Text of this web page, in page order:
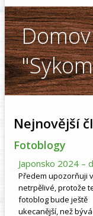
Nejnovější
Fotoblogy
Japonsko 2024 –
Předem upozorňuji
netrpělivé, protože
fotoblog bude ještě
ukecanější, než bývá